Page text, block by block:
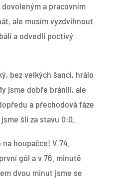
a pracovním
ale musím vyzdvihnout
a odvedli poctivý
bez velkých šancí, hrálo
jsme dobře bránili, ale
a přechodová fáze
šli za stavu 0:0.
houpačce! V 74.
gól a v 76. minutě
dvou minut jsme se